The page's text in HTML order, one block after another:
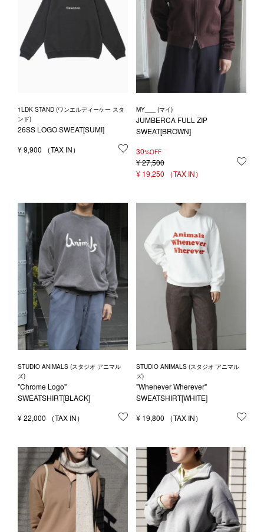
1LDK STAND (ワンエルディーケー スタ
ンド)
26SS LOGO SWEAT[SUMI]
¥9,900 お気に入りに登録する
MY___ (マイ)
JUMBERCA FULL ZIP
SWEAT[BROWN]
30%OFF
¥27,500
¥ 19,250
STUDIO ANIMALS (スタジオ アニマル
ズ)
"Chrome Logo"
SWEATSHIRT[BLACK]
¥22,000 お気に入りに登録する
STUDIO ANIMALS (スタジオ アニマル
ズ)
"Whenever Wherever"
SWEATSHIRT[WHITE]
¥ 19,800